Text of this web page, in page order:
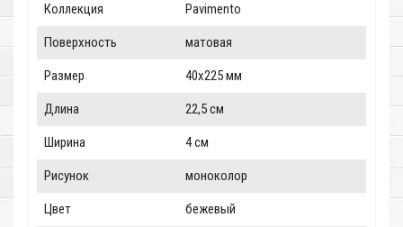
Коллекция Pavimento
Поверхность матовая
Размер 40x225 мм
Длина 22,5 см
Ширина 4 см
Рисунок моноколор
Цвет бежевый